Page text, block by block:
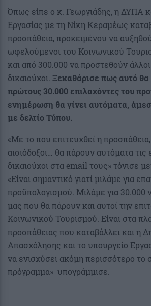
Όπως είπε ο κ. Γεωργιάδης, η ΔΥΠΑ
Εργασίας με τη Νίκη Κεραμέως
προσπάθεια, προκειμένου να
ωφελούμενοι του Κοινωνικού
και από 300.000 να προστεθούν
δικαιούχοι. Ξεκαθάρισε πως αυτό
πρώτους 30.000 επιλαχόντες του
ενημέρωση θα γίνει αυτόματα,
με δελτίο Τύπου.
«Με το που επιτευχθεί η
αισιόδοξοι… θα πάρουν αυτόματα τις
δικαιούχοι στα email τους» τόνισε
«Είναι σημαντικό γιατί μιλάμε για
προϋπολογισμού. Μιλάμε για 30.000
μας που θα πάρουν και αυτοί την
Κοινωνικού Τουρισμού. Είναι στα
προσπάθειας που καταβάλλει και η
Απασχόλησης και το υπουργείο
να ενισχύσει ακόμη περισσότερο το
πρόγραμμα» υπογράμμισε.